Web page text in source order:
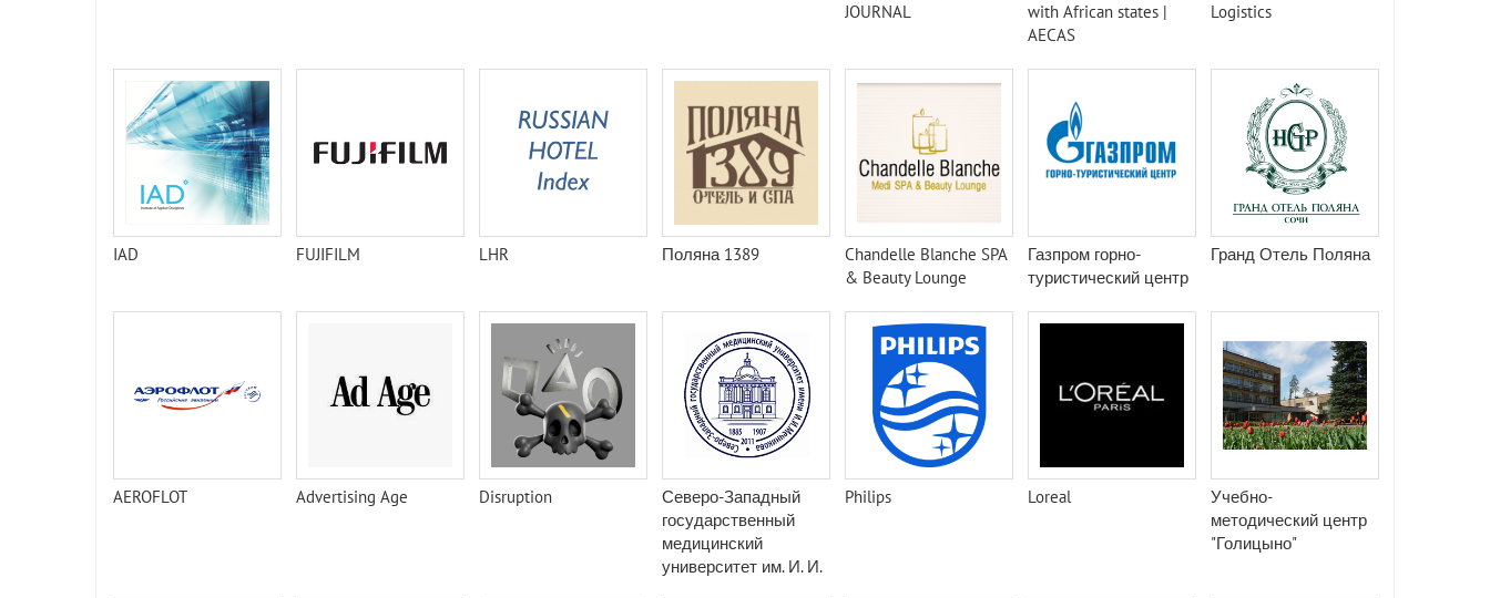
JOURNAL
with African states |
AECAS
Logistics
IAD FUJIFILM LHR Поляна 1389
Chandelle Blanche SPA
& Beauty Lounge
Газпром горно-
туристический центр
Гранд Отель Поляна
AEROFLOT Advertising Age Disruption
Северо-Западный
государственный
медицинский
университет им. И. И.
Philips Loreal
Учебно-
методический центр
"Голицыно"